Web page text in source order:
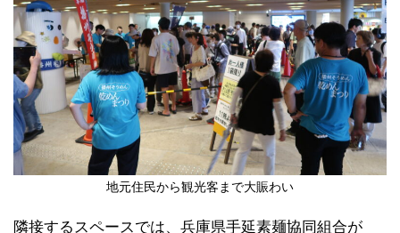
地元住民から観光客まで大賑わい
隣接するスペースでは、兵庫県手延素麺協同組合が